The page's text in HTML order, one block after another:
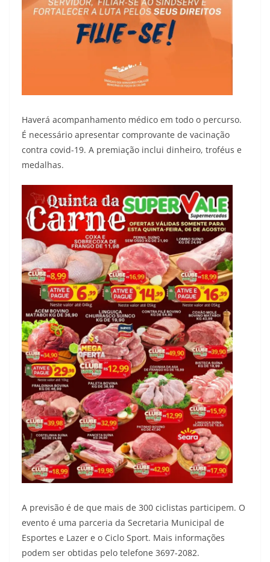
Haverá acompanhamento médico em todo o percurso.
É necessário apresentar comprovante de vacinação
contra covid-19. A premiação inclui dinheiro, troféus e
medalhas.
A previsão é de que mais de 300 ciclistas participem. O
evento é uma parceria da Secretaria Municipal de
Esportes e Lazer e o Ciclo Sport. Mais informações
podem ser obtidas pelo telefone 3697-2082.